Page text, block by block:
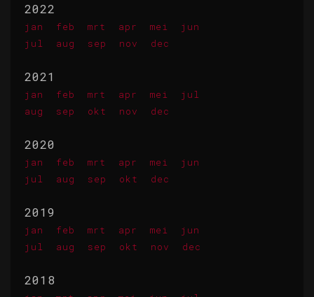
2022
jan feb mrt apr mei
jun
jul
aug sep nov dec
2021
jan feb mrt apr mei
jul
aug
sep okt nov dec
2020
jan feb mrt apr mei
jun
jul
aug sep okt dec
2019
jan feb mrt apr mei
jun
jul
aug sep okt nov dec
2018